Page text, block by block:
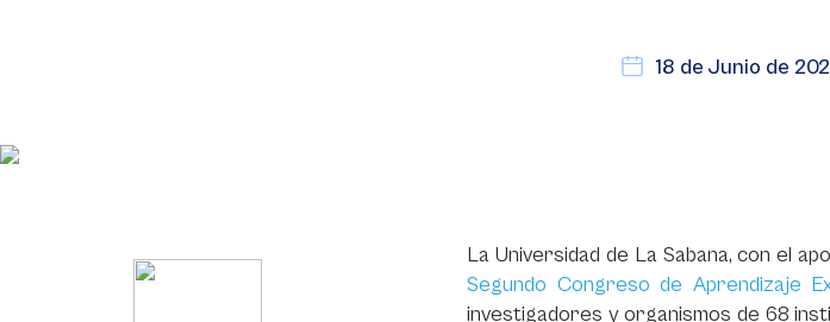
18 de Junio de
La Universidad de La Sabana, con el
Segundo Congreso de Aprendizaje
investigadores y organismos de 68